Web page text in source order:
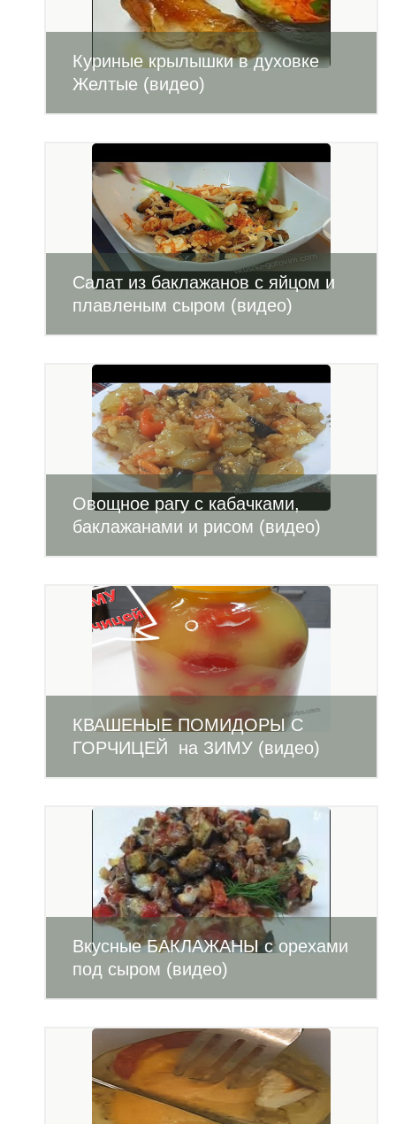
Куриные крылышки в духовке
Желтые (видео)
Салат из баклажанов с яйцом и
плавленым сыром (видео)
Овощное рагу с кабачками,
баклажанами и рисом (видео)
КВАШЕНЫЕ ПОМИДОРЫ С
ГОРЧИЦЕЙ на ЗИМУ (видео)
Вкусные БАКЛАЖАНЫ с орехами
под сыром (видео)